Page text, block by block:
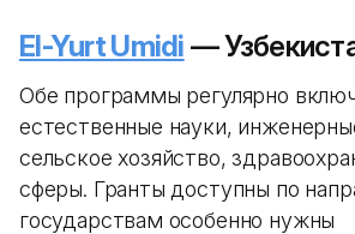
El-Yurt Umidi —
Обе программы регулярно
естественные науки,
сельское хозяйство,
сферы. Гранты доступны по
государствам особенно нужны